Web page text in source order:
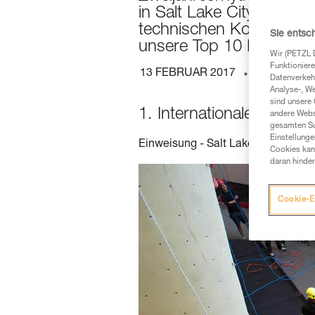
in Salt Lake City (USA)
technischen
unsere Top 10 Fotos
13 FEBRUAR 2017 ZUGANG
1. Internationale
Einweisung - Salt Lake City, USA
Sie
Wir (PETZL
Analyse-,
sind unsere
andere
gesamten
Cookies
daran
Cookie-